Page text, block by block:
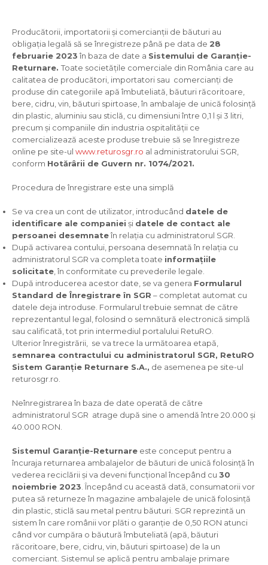
Producătorii, importatorii și comercianții de băuturi au
obligația legală să se înregistreze până pe data de 28
februarie 2023 în baza de date a Sistemului de Garanție-
Returnare. Toate societățile comerciale din România care au
calitatea de producători, importatori sau comercianți de
produse din categoriile apă îmbuteliată, băuturi răcoritoare,
bere, cidru, vin, băuturi spirtoase, în ambalaje de unică folosință
din plastic, aluminiu sau sticlă, cu dimensiuni între 0,1 l și 3 litri,
precum și companiile din industria ospitalității ce
comercializează aceste produse trebuie să se înregistreze
online pe site-ul www.returosgr.ro al administratorului SGR,
conform Hotărârii de Guvern nr. 1074/2021.
Procedura de înregistrare este una simplă
Se va crea un cont de utilizator, introducând datele de
identificare ale companiei și datele de contact ale
persoanei desemnateîn relația cu administratorul SGR.
După activarea contului, persoana desemnată în relația cu
administratorul SGR va completa toate informațiile
solicitate , în conformitate cu prevederile legale.
După introducerea acestor date, se va genera Formularul
Standard de Înregistrare în SGR – completat automat cu
datele deja introduse. Formularul trebuie semnat de către
reprezentantul legal, folosind o semnătură electronică simplă
sau calificată, tot prin intermediul portalului RetuRO.
Ulterior înregistrării, se va trece la următoarea etapă,
semnarea contractului cu administratorul SGR, RetuRO
Sistem Garanție Returnare S.A., de asemenea pe site-ul
returosgr.ro.
Neînregistrarea în baza de date operată de către
administratorul SGR atrage după sine o amendă între 20.000 și
40.000 RON.
Sistemul Garanție-Returnare este conceput pentru a
încuraja returnarea ambalajelor de băuturi de unică folosință în
vederea reciclării și va deveni funcțional începând cu 30
noiembrie 2023 . Începând cu această dată, consumatorii vor
putea să returneze în magazine ambalajele de unică folosință
din plastic, sticlă sau metal pentru băuturi. SGR reprezintă un
sistem în care românii vor plăti o garanție de 0,50 RON atunci
când vor cumpăra o băutură îmbuteliată (apă, băuturi
răcoritoare, bere, cidru, vin, băuturi spirtoase) de la un
comerciant. Sistemul se aplică pentru ambalaje primare